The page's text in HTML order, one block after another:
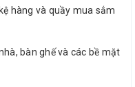
hàng và quầy mua sắm
bàn ghế và các bề mặt